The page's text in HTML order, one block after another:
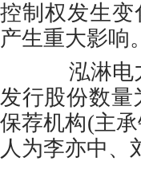
控制权发生
产生重大影响。
泓淋电力
发行股份数量
保荐机构(主
人为李亦中、